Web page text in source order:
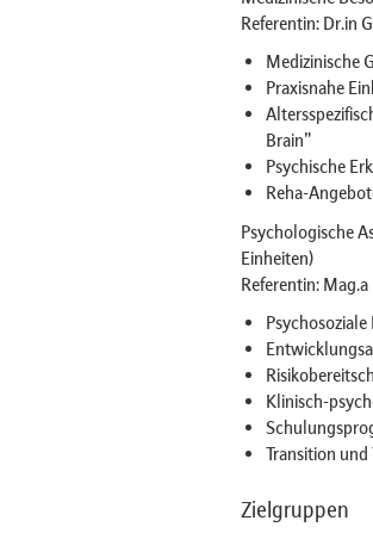
Referentin: Dr.in
Medizinische
Praxisnahe
Brain"
Psychische
Reha-
Psychologische
Einheiten)
Referentin:
Klinisch-
Transition und
Zielgruppen